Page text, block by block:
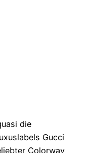
die
Gucci
Colorway